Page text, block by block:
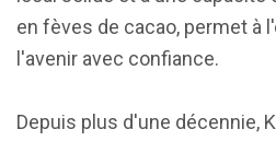
en fèves de cacao, permet à
l'avenir avec confiance.
Depuis plus d'une décennie,